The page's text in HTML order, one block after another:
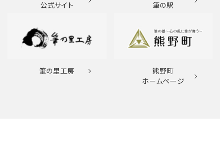
公式サイト
筆の駅
筆の里工房
熊野町
ホームページ